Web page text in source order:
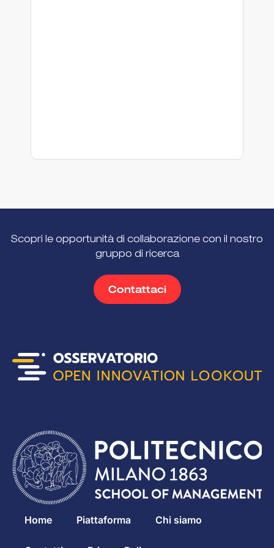
Scopri le opportunità di collaborazione con il nostro
gruppo di ricerca
Contattaci
Home Piattaforma Chi siamo